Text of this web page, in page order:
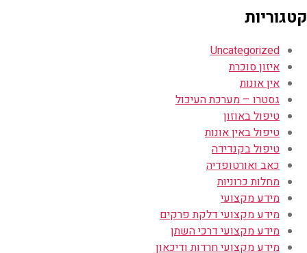
קטגוריות
Uncategorized
איזון סוכרת
אין אונות
גסטרו – מערכת העיכול
טיפול באוזון
טיפול באין אונות
טיפול בקנדידה
כאב ואורטופדיה
מחלות כרוניות
מידע מקצועי
מידע מקצועי דלקת פרקים
מידע מקצועי דרכי השתן
מידע מקצועי חרדות ודיכאון